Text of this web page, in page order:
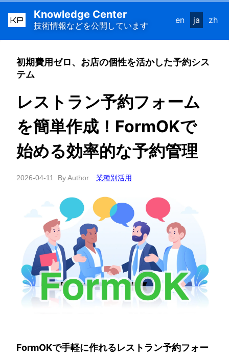
KP Knowledge Center
技術情報などを公開しています
en ja zh
初期費用ゼロ、お店の個性を活かした予約シス
テム
レストラン予約フォーム
を簡単作成！FormOKで
始める効率的な予約管理
2026-04-11 By Author 業種別活用
FormOKで手軽に作れるレストラン予約フォー